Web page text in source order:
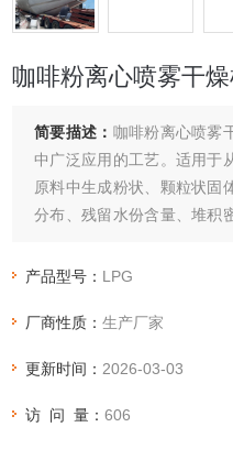
咖啡粉离心喷雾干
简要描述： 咖啡粉离心喷雾
中广泛应用的工艺。适用于
原料中生成粉状、颗粒状固
分布、残留水份含量、堆积
产品型号： LPG
厂商性质：生产厂家
更新时间： 2026-03-03
访 问 量：606